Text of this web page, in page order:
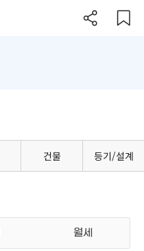
건물 등기/설계
월세